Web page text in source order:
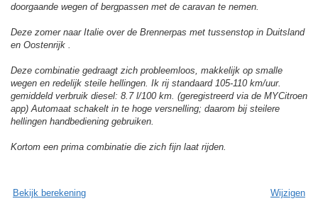
doorgaande wegen of bergpassen met de caravan te nemen.
Deze zomer naar Italie over de Brennerpas met tussenstop in Duitsland
en Oostenrijk .
Deze combinatie gedraagt zich probleemloos, makkelijk op smalle
wegen en redelijk steile hellingen. Ik rij standaard 105-110 km/uur.
gemiddeld verbruik diesel: 8.7 l/100 km. (geregistreerd via de MYCitroen
app) Automaat schakelt in te hoge versnelling; daarom bij steilere
hellingen handbediening gebruiken.
Kortom een prima combinatie die zich fijn laat rijden.
Bekijk berekening Wijzigen